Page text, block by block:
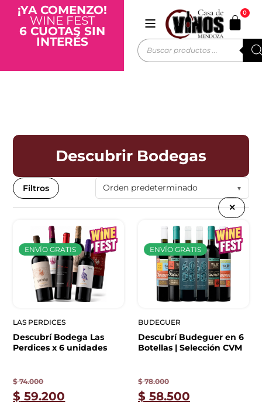
¡YA COMENZO!
WINE FEST
6 CUOTAS SIN
INTERÉS
0
Descubrir Bodegas
Filtros
✕
ENVÍO GRATIS
LAS PERDICES
Descubrí Bodega Las
Perdices x 6 unidades
$74.000
$ 59.200
ENVÍO GRATIS
BUDEGUER
Descubrí Budeguer en 6
Botellas | Selección CVM
$78.000
$ 58.500